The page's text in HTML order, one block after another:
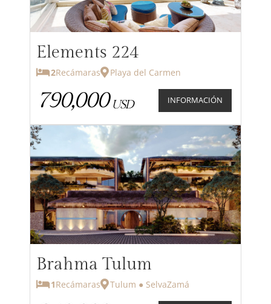
Elements 224
2Recámaras Playa del Carmen
790,000 USD INFORMACIÓN
Brahma Tulum
1Recámaras Tulum ● SelvaZamá